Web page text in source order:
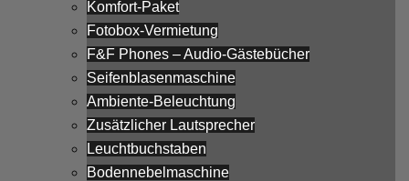
Komfort-Paket
Fotobox-Vermietung
F&F Phones – Audio-Gästebücher
Seifenblasenmaschine
Ambiente-Beleuchtung
Zusätzlicher Lautsprecher
Leuchtbuchstaben
Bodennebelmaschine